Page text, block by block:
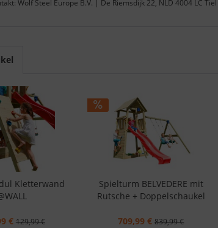
Wolf Steel Europe B.V. | De Riemsdijk 22, NLD 4004 LC
Kletterwand
€ 129,99 €
Spielturm BELVEDERE mit
Rutsche + Doppelschaukel
709,99 € 839,99 €